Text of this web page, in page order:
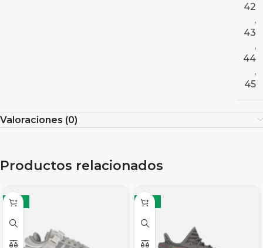
42
,
43
,
44
,
45
Valoraciones (0)
Productos relacionados
-12% -12%